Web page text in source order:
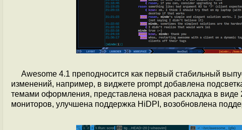
Awesome 4.1 преподносится как первый стабильный
изменений, например, в виджете prompt добавлена
темами оформления, представлена новая раскладка в
мониторов, улучшена поддержка HiDPI, возобновлена